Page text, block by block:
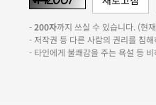
-200자까지 쓰실 수 있습니다. (
- 저작권 등 다른 사람의 권리를 침
- 타인에게 불쾌감을 주는 욕설 등